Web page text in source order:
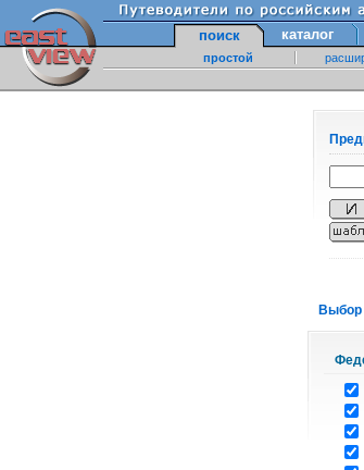
поиск каталог
простой
Выбор